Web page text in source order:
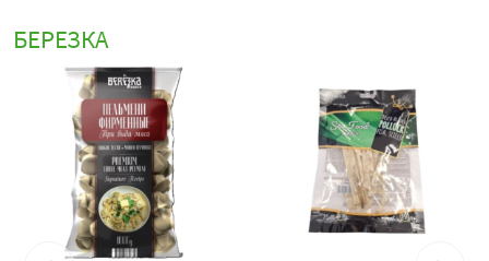
нежен шоколадов слой и фин ягодов аромат, който
придава леко плодово и освежаващо усещане.
Основата на десерта е класическата комбинация от
тънки, хрупкави вафлени пластове, които създават
приятно контрастираща текстура спрямо гладкия
шоколадов слой. В случая с версията с ягода,
шоколадовото покритие е обогатено с деликатен
ягодов вкус, който добавя сладка плодова нотка и
леко киселинно усещане, балансиращо общата
БЕРЕЗКА